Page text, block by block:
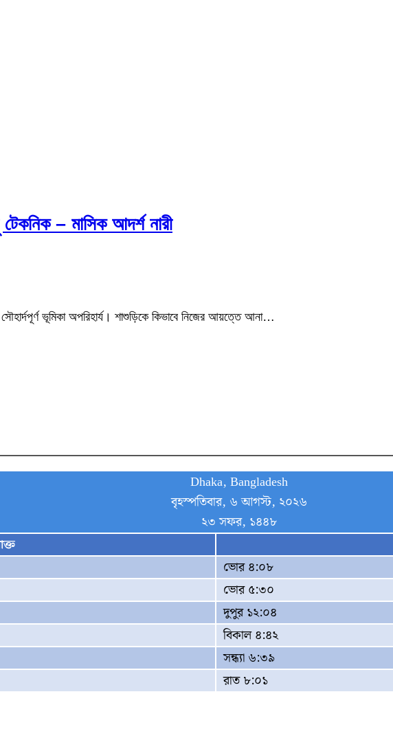
– মাসিক আদর্শ নারী
ভূমিকা অপরিহার্য। শাশুড়িকে কিভাবে নিজের আয়ত্তে আনা…
Dhaka, Bangladesh
বৃহস্পতিবার, ৬ আগস্ট, ২০২৬
২৩ সফর, ১৪৪৮
ভোর ৪:০৮
ভোর ৫:৩০
দুপুর ১২:০৪
বিকাল ৪:৪২
সন্ধ্যা ৬:৩৯
রাত ৮:০১